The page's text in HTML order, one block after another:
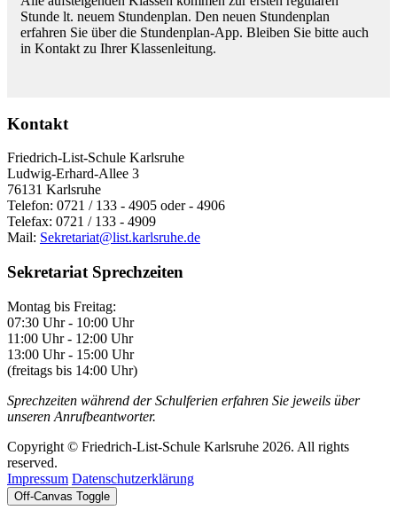
Stunde lt. neuem Stundenplan. Den neuen Stundenplan
erfahren Sie über die Stundenplan-App. Bleiben Sie bitte auch
in Kontakt zu Ihrer Klassenleitung.
Kontakt
Friedrich-List-Schule Karlsruhe
Ludwig-Erhard-Allee 3
76131 Karlsruhe
Telefon: 0721 / 133 - 4905 oder - 4906
Telefax: 0721 / 133 - 4909
Mail: Sekretariat@list.karlsruhe.de
Sekretariat Sprechzeiten
Montag bis Freitag:
07:30 Uhr - 10:00 Uhr
11:00 Uhr - 12:00 Uhr
13:00 Uhr - 15:00 Uhr
(freitags bis 14:00 Uhr)
Sprechzeiten während der Schulferien erfahren Sie jeweils über
unseren Anrufbeantworter.
Copyright © Friedrich-List-Schule Karlsruhe 2026. All rights
reserved.
Impressum Datenschutzerklärung
Off-Canvas Toggle